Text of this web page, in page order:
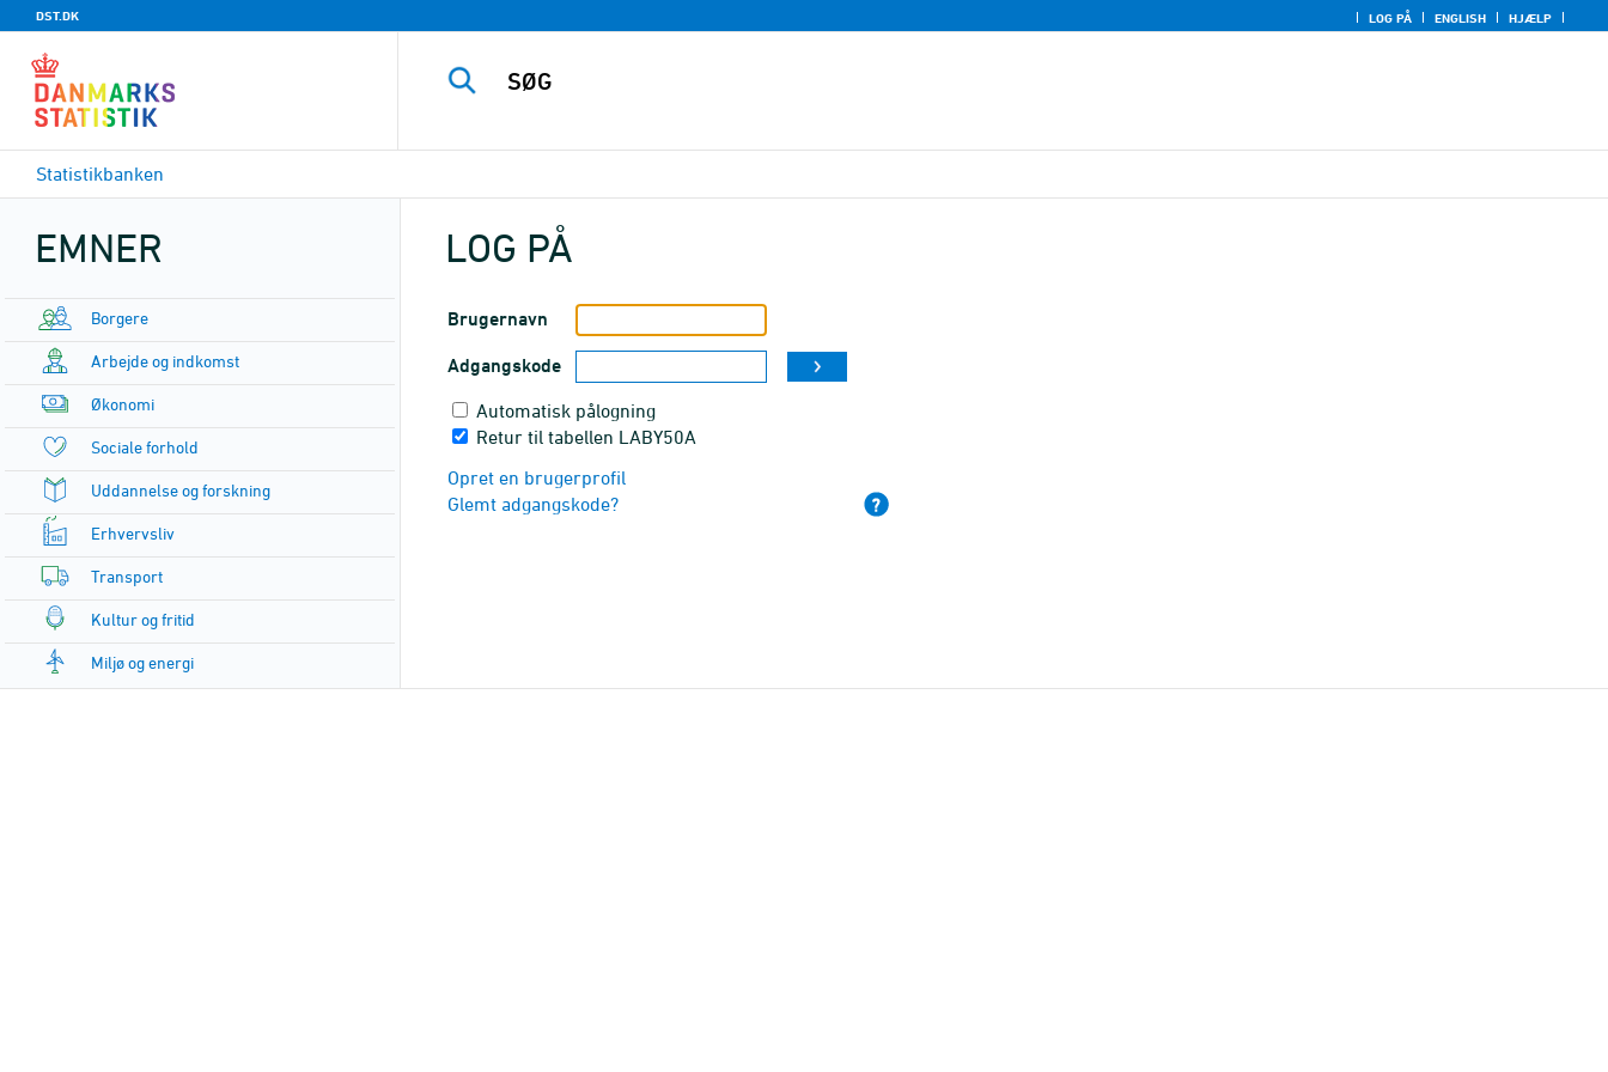
DST.DK LOG PÅ ENGLISH HJÆLP
Statistikbanken
EMNER
Borgere
Arbejde og indkomst
Økonomi
Sociale forhold
Uddannelse og forskning
Erhvervsliv
Transport
Kultur og fritid
Miljø og energi
LOG PÅ
Brugernavn
Adgangskode
Automatisk pålogning
Retur til tabellen LABY50A
Opret en brugerprofil
Glemt adgangskode?